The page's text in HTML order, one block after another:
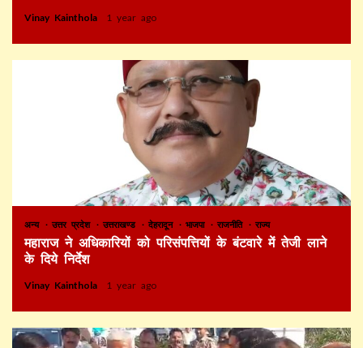
Vinay Kainthola 1 year ago
अन्य उत्तर प्रदेश उत्तराखण्ड देहरादून भाजपा राजनीति राज्य
महाराज ने अधिकारियों को परिसंपत्तियों के बंटवारे में तेजी लाने
के दिये निर्देश
Vinay Kainthola 1 year ago